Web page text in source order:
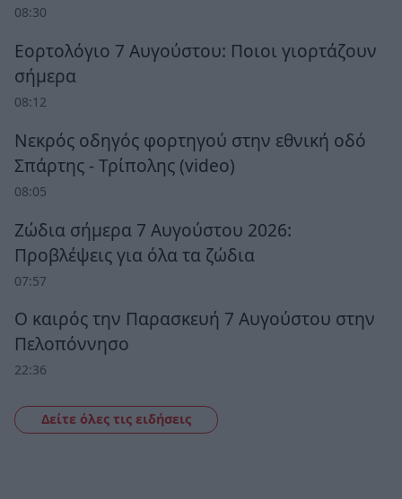
08:30
Εορτολόγιο 7 Αυγούστου: Ποιοι γιορτάζουν
σήμερα
08:12
Νεκρός οδηγός φορτηγού στην εθνική οδό
Σπάρτης - Τρίπολης (video)
08:05
Ζώδια σήμερα 7 Αυγούστου 2026:
Προβλέψεις για όλα τα ζώδια
07:57
Ο καιρός την Παρασκευή 7 Αυγούστου στην
Πελοπόννησο
22:36
Δείτε όλες τις ειδήσεις